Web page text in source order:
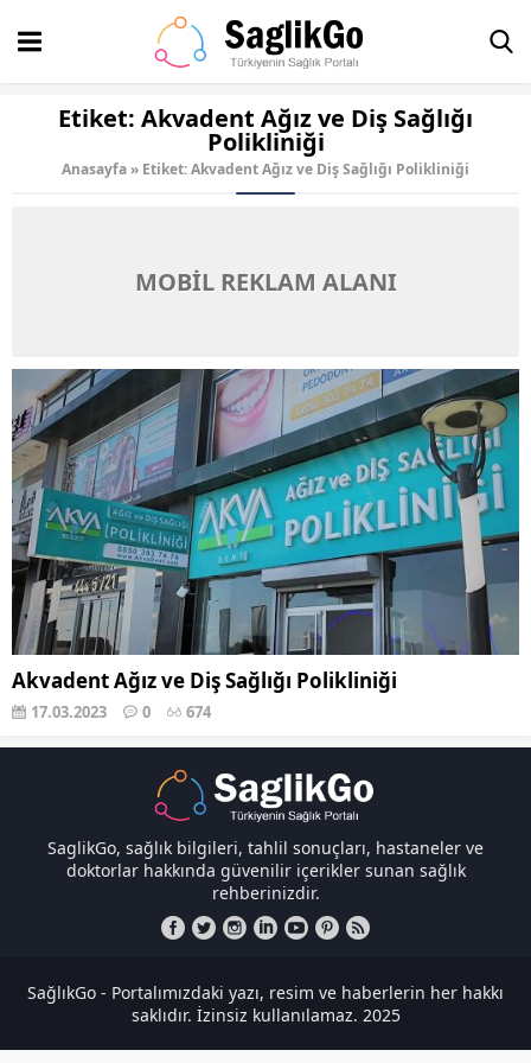
Etiket: Akvadent Ağız ve Diş Sağlığı
Polikliniği
Anasayfa» Etiket: Akvadent Ağız ve Diş Sağlığı Polikliniği
MOBİL REKLAM ALANI
Akvadent Ağız ve Diş Sağlığı Polikliniği
17.03.2023 0 674
SaglikGo, sağlık bilgileri, tahlil sonuçları, hastaneler ve
doktorlar hakkında güvenilir içerikler sunan sağlık
rehberinizdir.
SağlıkGo - Portalımızdaki yazı, resim ve haberlerin her hakkı
saklıdır. İzinsiz kullanılamaz. 2025